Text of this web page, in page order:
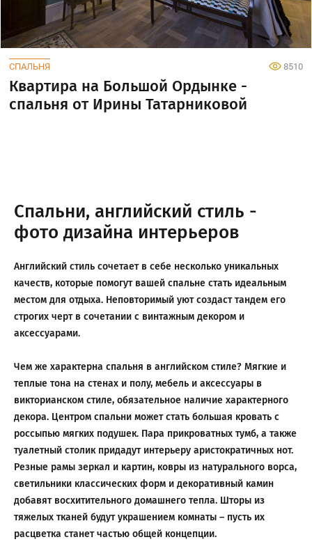
СПАЛЬНЯ 8510
Квартира на Большой Ордынке -
спальня от Ирины Татарниковой
Спальни, английский стиль -
фото дизайна интерьеров
Английский стиль сочетает в себе несколько уникальных
качеств, которые помогут вашей спальне стать идеальным
местом для отдыха. Неповторимый уют создаст тандем его
строгих черт в сочетании с винтажным декором и
аксессуарами.
Чем же характерна спальня в английском стиле? Мягкие и
теплые тона на стенах и полу, мебель и аксессуары в
викторианском стиле, обязательное наличие характерного
декора. Центром спальни может стать большая кровать с
россыпью мягких подушек. Пара прикроватных тумб, а также
туалетный столик придадут интерьеру аристократичных нот.
Резные рамы зеркал и картин, ковры из натурального ворса,
светильники классических форм и декоративный камин
добавят восхитительного домашнего тепла. Шторы из
тяжелых тканей будут украшением комнаты – пусть их
расцветка станет частью общей концепции.